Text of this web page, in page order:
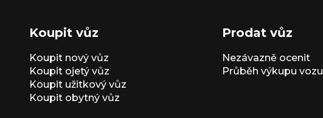
Koupit vůz
Koupit nový vůz
Koupit ojetý vůz
Koupit užitkový vůz
Koupit obytný vůz
Prodat vůz
Nezávazně ocenit
Průběh výkupu vozu